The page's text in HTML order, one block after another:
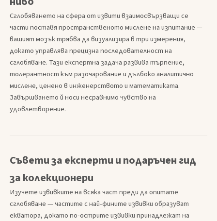
Сглобяването на сфера от извити взаимосвързващи се
части поставя пространственото мислене на изпитание —
вашият мозък трябва да визуализира в три измерения,
докато управлява прецизна последователност на
сглобяване. Тази експертна задача развива търпение,
толерантност към разочарование и дълбоко аналитично
мислене, ценено в инженерството и математиката.
Завършването й носи несравнимо чувство на
удовлетворение.
Съвети за експерти и подаръчен гид
за колекционери
Изучете извивките на всяка част преди да опитате
сглобяване — частите с най-фините извивки образуват
екватора, докато по-острите извивки принадлежат на